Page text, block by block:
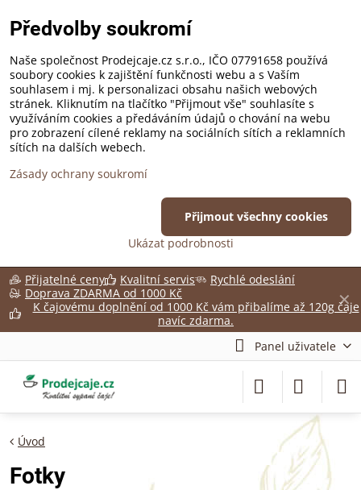
✕
Přijatelné ceny Kvalitní servis
Rychlé odeslání
Doprava ZDARMA od 1000 Kč
K čajovému doplnění od 1000 Kč vám přibalíme až 120g čaje
navíc zdarma.
Panel uživatele
Úvod
Fotky
Předvolby soukromí
Naše společnost Prodejcaje.cz s.r.o., IČO 07791658 používá
soubory cookies k zajištění funkčnosti webu a s Vaším
souhlasem i mj. k personalizaci obsahu našich webových
stránek. Kliknutím na tlačítko "Přijmout vše" souhlasíte s
využíváním cookies a předáváním údajů o chování na webu
pro zobrazení cílené reklamy na sociálních sítích a reklamních
sítích na dalších webech.
Zásady ochrany soukromí
Ukázat podrobnosti
Přijmout všechny cookies